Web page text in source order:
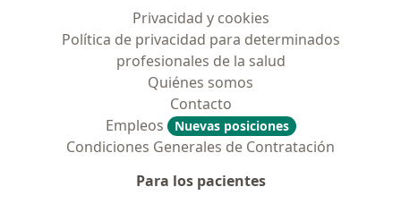
Privacidad y cookies
Política de privacidad para determinados
profesionales de la salud
Quiénes somos
Contacto
Empleos
Nuevas posiciones
Condiciones Generales de Contratación
Para los pacientes